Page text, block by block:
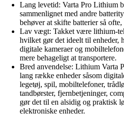
Lang levetid: Varta Pro Lithium
sammenlignet med andre
behøver at skifte batterier så
Lav vægt: Takket være lithium-
hvilket gør det ideelt til enheder,
digitale kameraer og
mere behageligt at transportere.
Bred anvendelse: Lithium Varta
lang række enheder såsom
legetøj, spil, mobiltelefoner,
tandbørster, fjernbetjeninger,
gør det til en alsidig og praktisk
elektroniske enheder.